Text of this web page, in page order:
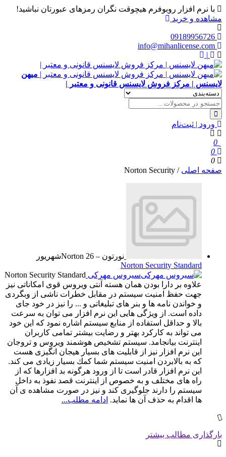
با نرم افزار روبوفرم هیچوقت نگران رمزهای عبورتان نباشید!
مشاهده و خرید
|
میهن
لایسنس | مرکز فروش لایسنس قانونی و معتبر |
ورود | ثبت‌نام
0
0
0
صفحه اصلی /
Norton Security
نورتون – Norton 26
شهریور
Norton Security Standard
سیروس مهرکی Norton Security Standard
علاوه بر دارا بودن همان هسته آنتی ویروس قوی امكاناتی نیز
جهت حفظ امنیت سیستم در مقابل خطرات ناشی از وبگردی
و خواندن نامه ها و بنر های تبلیغاتی و ... را نیز در خود جای
داده است. از ویژگی هایی این نرم افزار می توان به سرعت
بالا و حداقل استفاده از منابع سیستم اشاره نمود كه این خود
می تواند به كاركرد بهتر و رضایت بیشتر تمامی كاربران
اینترنت بیانجامد. سیستم تشخیص هوشمند ویروس و تروجان
این نرم افزار نیز از قابلیت های بسیار هیجان انگیزی هست
كه به بالابردن امنیت سیستم شما كمك بسیار زیادی می كند.
این نرم افزار قادر است تا از ورود هرگونه بد افزارها که از
راه های مختلف و به خصوص از اینترنت قصد نفوذ به داخل
سیستم را دارند جلوگیری کند و نیز در صورت مشاهده ی آن
ها اقدام به حذف آن ها نماید. ادامه مطلب...
بارگذاری مطالب بیشتر